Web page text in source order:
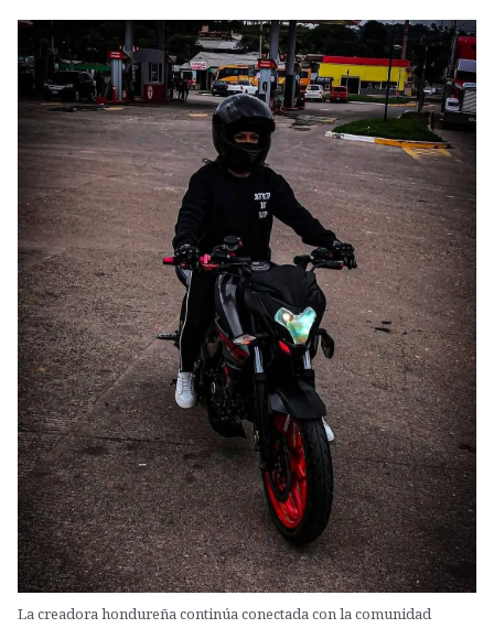
La creadora hondureña continúa conectada con la comunidad